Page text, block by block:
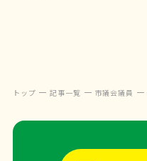
トップ 記事一覧 市議会議員